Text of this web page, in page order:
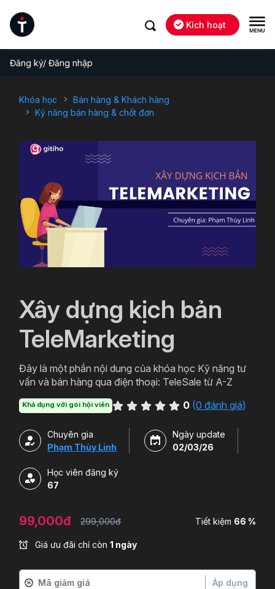
Kích hoạt
Đăng ký/ Đăng nhập
Khóa học
Bán hàng & Khách hàng
Kỹ năng bán hàng & chốt đơn
Xây dựng kịch bản
TeleMarketing
Đây là một phần nội dung của khóa học Kỹ năng tư
vấn và bán hàng qua điện thoại: TeleSale từ A-Z
Khả dụng với gói hội viên 0 (0 đánh giá)
Chuyên gia
Phạm Thùy Linh
Ngày update
02/03/26
Học viên đăng ký
67
99,000đ 299,000đ Tiết kiệm 66 %
Giá ưu đãi chỉ còn 1 ngày
Áp dụng